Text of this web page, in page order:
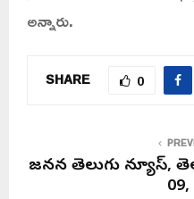
అన్నారు.
SHARE 0
జనసేన తెలుగు న్యూస్,
09,